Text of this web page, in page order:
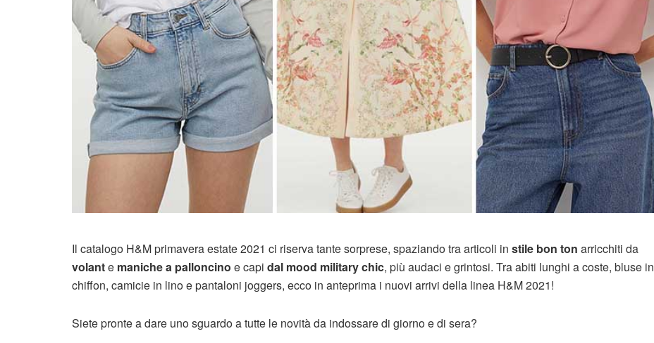
Il catalogo H&M primavera estate 2021 ci riserva tante sorprese, spaziando tra articoli in stile bon ton arricchiti da
volante maniche a palloncino e capi dal mood military chic, più audaci e grintosi. Tra abiti lunghi a coste, bluse in
chiffon, camicie in lino e pantaloni joggers, ecco in anteprima i nuovi arrivi della linea H&M 2021!
Siete pronte a dare uno sguardo a tutte le novità da indossare di giorno e di sera?